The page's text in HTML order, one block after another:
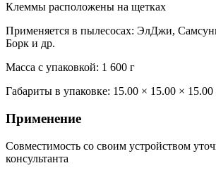
Клеммы расположены на щетках
Применяется в пылесосах: ЭлДжи,
Борк и др.
Масса с упаковкой: 1 600 г
Габариты в упаковке: 15.00 × 15.00 × 15.00
Применение
Совместимость со своим устройством
консультанта